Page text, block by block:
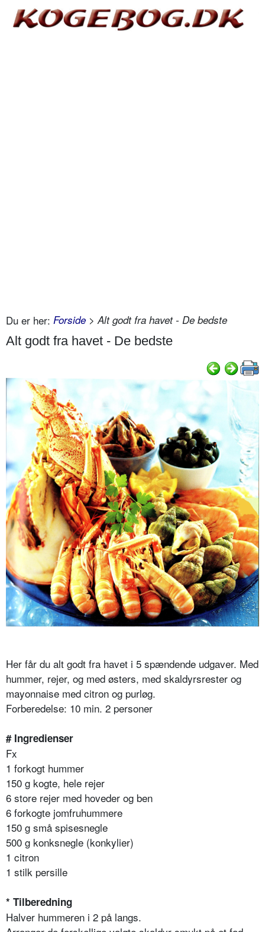
Du er her: Forside > Alt godt fra havet - De bedste
Alt godt fra havet - De bedste
Her får du alt godt fra havet i 5 spændende udgaver. Med
hummer, rejer, og med østers, med skaldyrsrester og
mayonnaise med citron og purløg.
Forberedelse: 10 min. 2 personer
# Ingredienser
Fx
1 forkogt hummer
150 g kogte, hele rejer
6 store rejer med hoveder og ben
6 forkogte jomfruhummere
150 g små spisesnegle
500 g konksnegle (konkylier)
1 citron
1 stilk persille
* Tilberedning
Halver hummeren i 2 på langs.